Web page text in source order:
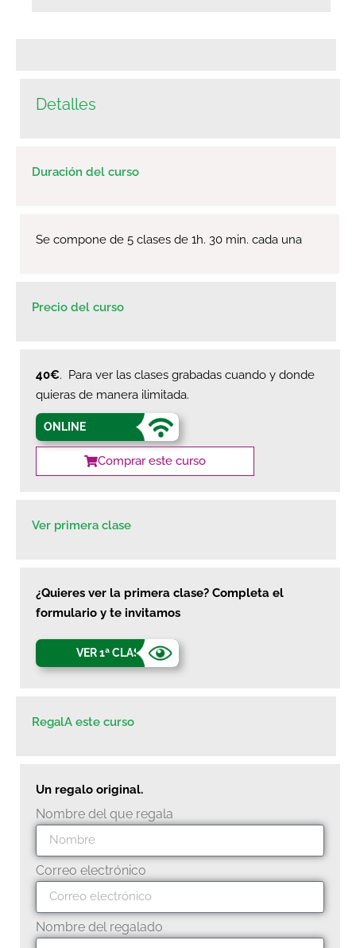
Detalles
Duración del curso
Se compone de 5 clases de 1h. 30 min. cada una
Precio del curso
40€. Para ver las clases grabadas cuando y donde
quieras de manera ilimitada.
ONLINE
Comprar este curso
Ver primera clase
¿Quieres ver la primera clase? Completa el
formulario y te invitamos
VER 1ª CLASE
RegalA este curso
Un regalo original.
Nombre del que regala
Correo electrónico
Nombre del regalado